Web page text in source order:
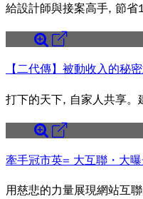
給設計師與接案高手, 節省
【二代傳】被動收入的秘
打下的天下, 自家人共享。
牽手冠市英= 大互聯・大
用慈悲的力量展現網站互